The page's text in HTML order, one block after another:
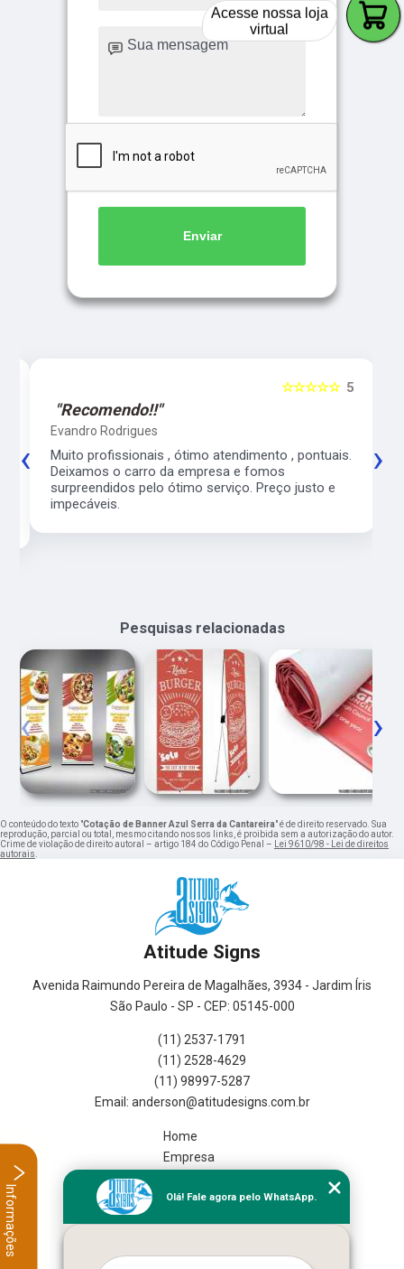
Enviar
5
☆☆☆☆☆
"Recomendo!!"
Evandro Rodrigues
Muito profissionais , ótimo atendimento , pontuais.
Deixamos o carro da empresa e fomos
surpreendidos pelo ótimo serviço. Preço justo e
impecáveis.
‹ ›
Pesquisas relacionadas
‹ ›
O conteúdo do texto "Cotação de Banner Azul Serra da Cantareira" é de direito reservado. Sua
reprodução, parcial ou total, mesmo citando nossos links, é proibida sem a autorização do autor.
Crime de violação de direito autoral – artigo 184 do Código Penal –
Lei 9610/98 - Lei de direitos
autorais
Atitude Signs
Avenida Raimundo Pereira de Magalhães, 3934 - Jardim Íris
São Paulo - SP - CEP: 05145-000
(11) 2537-1791
(11) 2528-4629
(11) 98997-5287
Home
Empresa
Serviços
Mais Serviços
Olá! Fale agora pelo WhatsApp.
Informações
Acesse nossa loja
virtual